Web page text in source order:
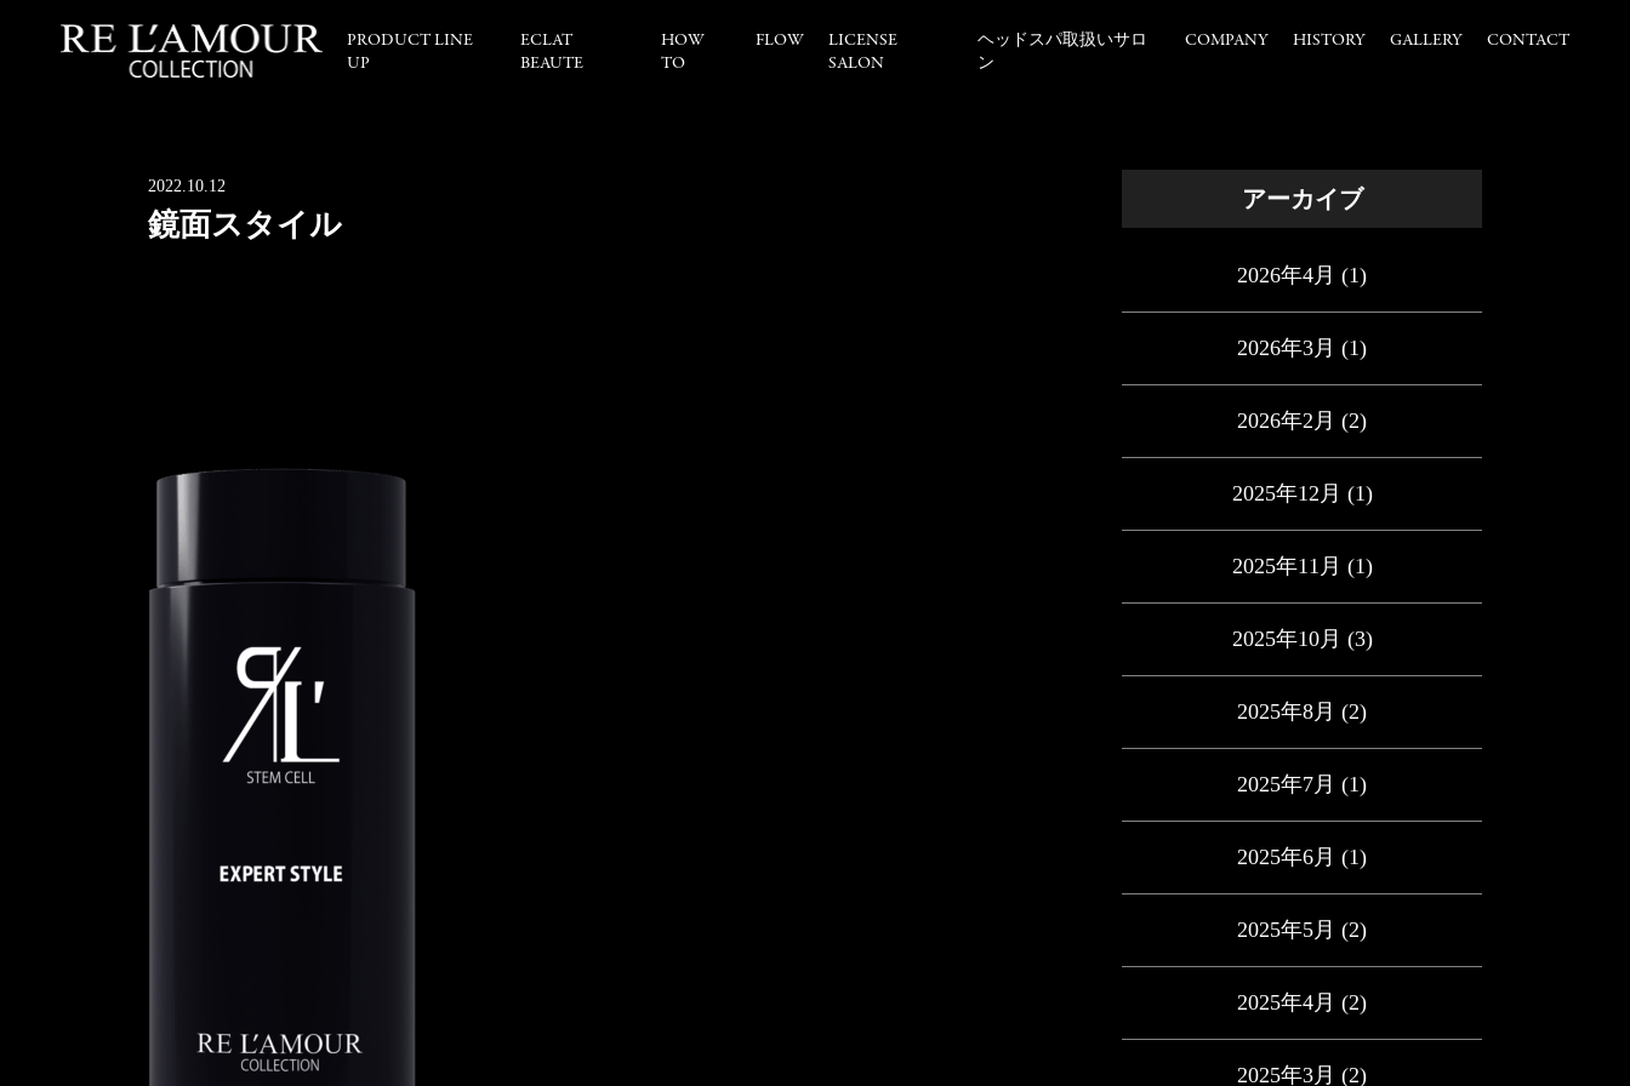
PRODUCT LINE
UP
ECLAT
BEAUTE
HOW
TO
FLOW
LICENSE
SALON
ヘッドスパ取扱いサロ
ン
COMPANY HISTORY GALLERY CONTACT
2022.10.12
鏡面スタイル
アーカイブ
2026年4月 (1)
2026年3月 (1)
2026年2月 (2)
2025年12月 (1)
2025年11月 (1)
2025年10月 (3)
2025年8月 (2)
2025年7月 (1)
2025年6月 (1)
2025年5月 (2)
2025年4月 (2)
2025年3月 (2)